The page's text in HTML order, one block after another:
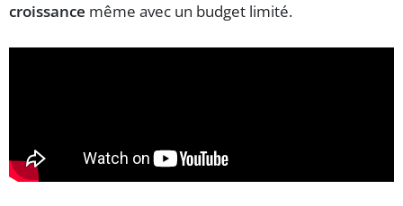
croissance même avec un budget limité.